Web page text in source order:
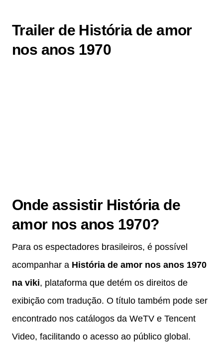
Trailer de História de amor
nos anos 1970
Onde assistir História de
amor nos anos 1970?
Para os espectadores brasileiros, é possível
acompanhar a História de amor nos anos 1970
na viki, plataforma que detém os direitos de
exibição com tradução. O título também pode ser
encontrado nos catálogos da WeTV e Tencent
Video, facilitando o acesso ao público global.